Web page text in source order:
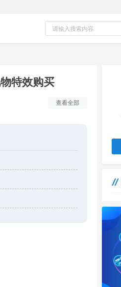
特效购买
查看全部